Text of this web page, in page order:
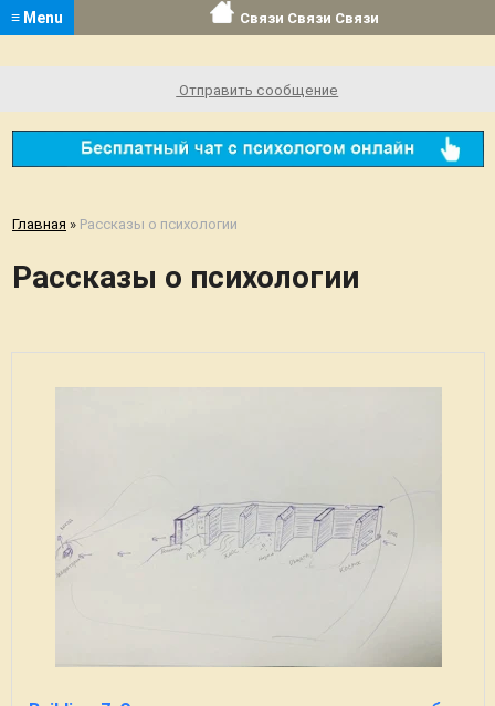
≡ Menu Связи Связи Связи
Отправить сообщение
Главная » Рассказы о психологии
Рассказы о психологии